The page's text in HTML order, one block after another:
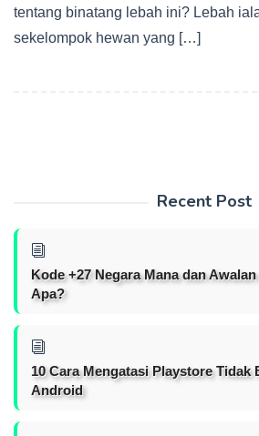
tentang binatang lebah ini? Lebah
sekelompok hewan yang […]
Recent Post
Kode +27 Negara Mana dan
Apa?
10 Cara Mengatasi Playstore Tidak
Android